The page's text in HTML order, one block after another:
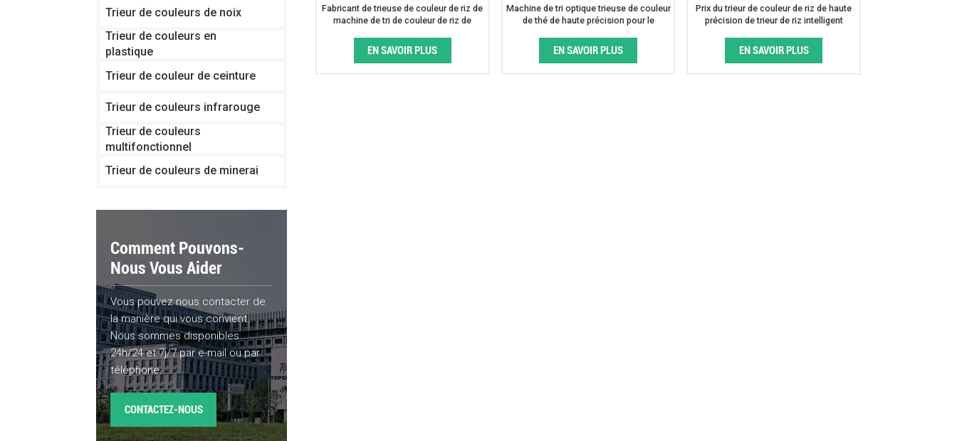
Trieur de couleurs de noix
Trieur de couleurs en
plastique
Trieur de couleur de ceinture
Trieur de couleurs infrarouge
Trieur de couleurs
multifonctionnel
Trieur de couleurs de minerai
Comment Pouvons-
Nous Vous Aider
Vous pouvez nous contacter de
la manière qui vous convient.
Nous sommes disponibles
24h/24 et 7j/7 par e-mail ou par
téléphone.
CONTACTEZ-NOUS
Fabricant de trieuse de couleur de riz de
machine de tri de couleur de riz de
EN SAVOIR PLUS
Machine de tri optique trieuse de couleur
de thé de haute précision pour le
EN SAVOIR PLUS
Prix du trieur de couleur de riz de haute
précision de trieur de riz intelligent
EN SAVOIR PLUS